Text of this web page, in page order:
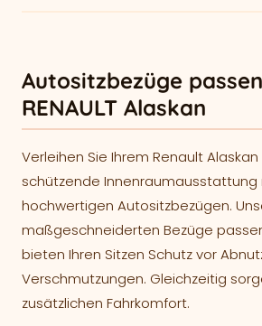
Autositzbezüge
RENAULT Alaskan
Verleihen Sie Ihrem Renault
schützende Innenraumausstattung
hochwertigen Autositzbezügen.
maßgeschneiderten Bezüge
bieten Ihren Sitzen Schutz vor
Verschmutzungen. Gleichzeitig
zusätzlichen Fahrkomfort.